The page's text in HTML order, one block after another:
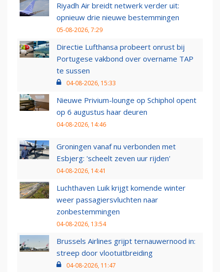
Riyadh Air breidt netwerk verder uit:
opnieuw drie nieuwe bestemmingen
05-08-2026, 7:29
Directie Lufthansa probeert onrust bij
Portugese vakbond over overname TAP
te sussen
04-08-2026, 15:33
Nieuwe Privium-lounge op Schiphol opent
op 6 augustus haar deuren
04-08-2026, 14:46
Groningen vanaf nu verbonden met
Esbjerg: 'scheelt zeven uur rijden'
04-08-2026, 14:41
Luchthaven Luik krijgt komende winter
weer passagiersvluchten naar
zonbestemmingen
04-08-2026, 13:54
Brussels Airlines grijpt ternauwernood in:
streep door vlootuitbreiding
04-08-2026, 11:47